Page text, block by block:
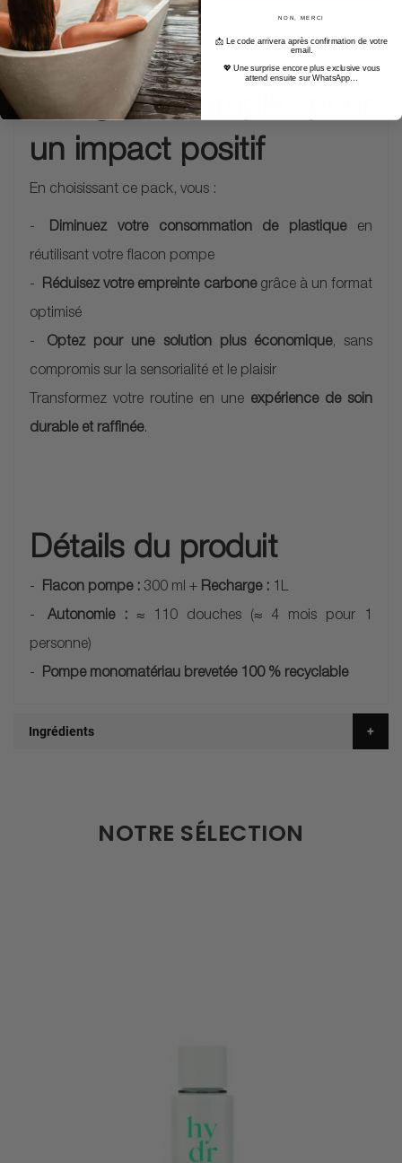
Un geste simple pour
un impact positif
En choisissant ce pack, vous :
Diminuez votre consommation de plastiqueen
réutilisant votre flacon pompe
Réduisez votre empreinte carbonegrâce à un format
optimisé
Optez pour une solution plus économique, sans
compromis sur la sensorialité et le plaisir
Transformez votre routine en une expérience de soin
durable et raffinée.
Détails du produit
Flacon pompe : 300 ml + Recharge : 1L
Autonomie : ≈ 110 douches (≈ 4 mois pour 1
personne)
Pompe monomatériau brevetée 100 % recyclable
Ingrédients
NOTRE SÉLECTION
NON, MERCI
📩 Le code arrivera après confirmation de votre
email.
💖 Une surprise encore plus exclusive vous
attend ensuite sur WhatsApp…